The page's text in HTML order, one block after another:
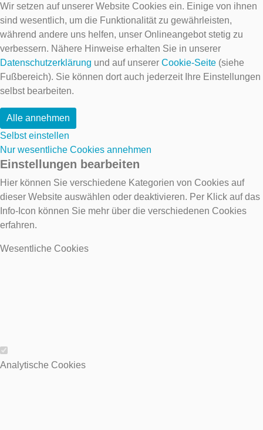
Wir setzen auf unserer Website Cookies ein. Einige von ihnen
sind wesentlich, um die Funktionalität zu gewährleisten,
während andere uns helfen, unser Onlineangebot stetig zu
verbessern. Nähere Hinweise erhalten Sie in unserer
Datenschutzerklärung und auf unserer Cookie-Seite (siehe
Fußbereich). Sie können dort auch jederzeit Ihre Einstellungen
selbst bearbeiten.
Alle annehmen
Selbst einstellen
Nur wesentliche Cookies annehmen
Einstellungen bearbeiten
Hier können Sie verschiedene Kategorien von Cookies auf
dieser Website auswählen oder deaktivieren. Per Klick auf das
Info-Icon können Sie mehr über die verschiedenen Cookies
erfahren.
Wesentliche Cookies
Wesentliche Cookies
Analytische Cookies